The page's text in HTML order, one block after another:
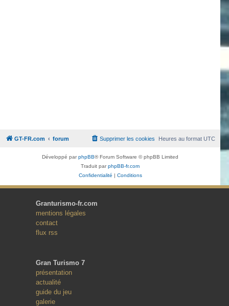
GT-FR.com forum Heures au formatUTC
Supprimer les cookies
Développé parphpBB® Forum Software © phpBB Limited
Traduit parphpBB-fr.com
Confidentialité | Conditions
Granturismo-fr.com
mentions légales
contact
flux rss
Gran Turismo 7
présentation
actualité
guide du jeu
galerie